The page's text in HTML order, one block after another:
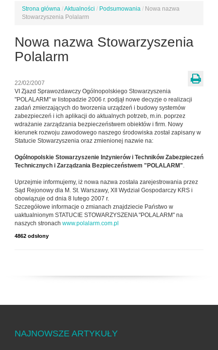
Jesteś
tutaj
Strona główna /Aktualności / Podsumowania / Nowa nazwa
Stowarzyszenia Polalarm
Nowa nazwa Stowarzyszenia
Polalarm
22/02/2007
VI Zjazd Sprawozdawczy Ogólnopolskiego Stowarzyszenia
"POLALARM" w listopadzie 2006 r. podjął nowe decyzje o realizacji
zadań zmierzających do tworzenia urządzeń i budowy systemów
zabezpieczeń i ich aplikacji do aktualnych potrzeb, m.in. poprzez
wdrażanie zarządzania bezpieczeństwem obiektów i firm. Nowy
kierunek rozwoju zawodowego naszego środowiska został zapisany w
Statucie Stowarzyszenia oraz zmienionej nazwie na:
Ogólnopolskie Stowarzyszenie Inżynierów i Techników Zabezpieczeń
Technicznych i Zarządzania Bezpieczeństwem "POLALARM".
Uprzejmie informujemy, iż nowa nazwa została zarejestrowania przez
Sąd Rejonowy dla M. St. Warszawy, XII Wydział Gospodarczy KRS i
obowiązuje od dnia 8 lutego 2007 r.
Szczegółowe informacje o zmianach znajdziecie Państwo w
uaktualnionym STATUCIE STOWARZYSZENIA "POLALARM" na
naszych stronach www.polalarm.com.pl
4862 odsłony
NAJNOWSZE ARTYKUŁY